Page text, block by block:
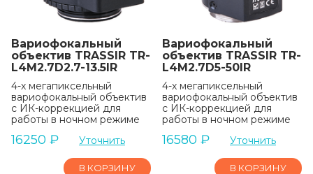
Вариофокальный
объектив TRASSIR TR-
L4M2.7D2.7-13.5IR
4-х мегапиксельный
вариофокальный объектив
с ИК-коррекцией для
работы в ночном режиме
16250 ₽ Уточнить
В КОРЗИНУ
Вариофокальный
объектив TRASSIR TR-
L4M2.7D5-50IR
4-х мегапиксельный
вариофокальный объектив
с ИК-коррекцией для
работы в ночном режиме
16580 ₽ Уточнить
В КОРЗИНУ